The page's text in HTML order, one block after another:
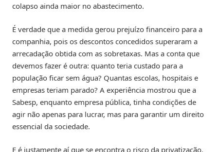
colapso ainda maior no abastecimento.
É verdade que a medida gerou prejuízo financeiro para a
companhia, pois os descontos concedidos superaram a
arrecadação obtida com as sobretaxas. Mas a conta que
devemos fazer é outra: quanto teria custado para a
população ficar sem água? Quantas escolas, hospitais e
empresas teriam parado? A experiência mostrou que a
Sabesp, enquanto empresa pública, tinha condições de
agir não apenas para lucrar, mas para garantir um direito
essencial da sociedade.
E é justamente aí que se encontra o risco da privatização.